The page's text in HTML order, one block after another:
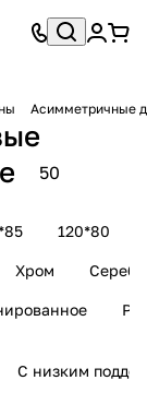
Асимметричные
50
120*80
Хром
С низким